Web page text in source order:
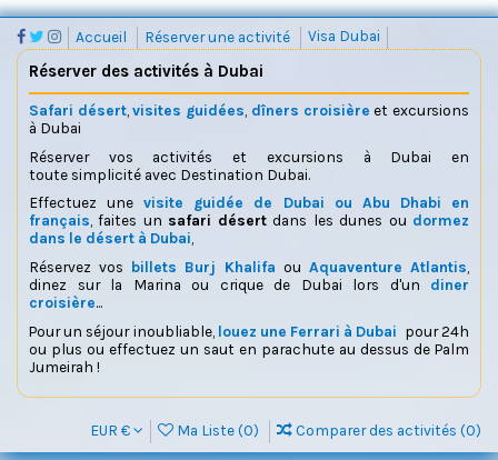
Accueil Réserver une activité Visa Dubai
Réserver des activités à Dubai
Safari désert,visites guidées, dîners croisière et excursions
à Dubai
Réserver vos activités et excursions à Dubai en
toute simplicité avec Destination Dubai.
Effectuez unevisite guidée de Dubai ou Abu Dhabi en
français, faites un safari désertdans les dunes ou dormez
dans le désert à Dubai,
Réservez vos billets Burj Khalifa ou Aquaventure Atlantis
dinez sur la Marina ou crique de Dubai lors d'un diner
croisière...
Pour un séjour inoubliable, louez une Ferrari à Dubai pour 24h
ou plus ou effectuez un saut en parachute au dessus de Palm
Jumeirah !
EUR € Ma Liste (0) Comparer des activités (0)